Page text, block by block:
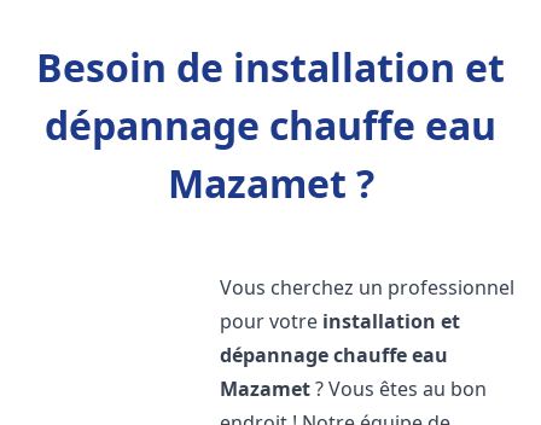
Besoin de installation et
dépannage chauffe eau
Mazamet ?
Vous cherchez un professionnel
pour votre installation et
dépannage chauffe eau
Mazamet? Vous êtes au bon